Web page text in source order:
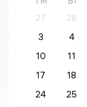
27
28
3
4
10
11
17
18
24
25